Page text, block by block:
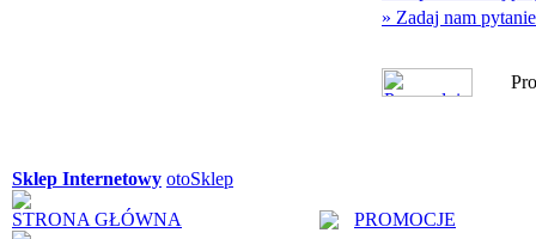
» Zadaj nam
Sklep Internetowy otoSklep
STRONA GŁÓWNA
PROMOCJE